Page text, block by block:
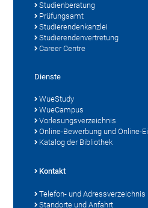
Studienberatung
Prüfungsamt
Studierendenkanzlei
Studierendenvertretung
Career Centre
Dienste
WueStudy
WueCampus
Vorlesungsverzeichnis
Online-Bewerbung und Online-
Katalog der Bibliothek
Kontakt
Telefon- und Adressverzeichnis
Standorte und Anfahrt